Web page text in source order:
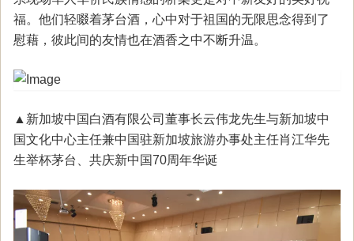
福。他们轻啜着茅台酒，心中对于祖国的无限思念得到了
慰藉，彼此间的友情也在酒香之中不断升温。
▲新加坡中国白酒有限公司董事长云伟龙先生与新加坡中
国文化中心主任兼中国驻新加坡旅游办事处主任肖江华先
生举杯茅台、共庆新中国70周年华诞